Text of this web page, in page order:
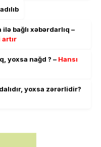
bağlı xəbərdarlıq –
yoxsa nağd ? – Hansı
yoxsa zərərlidir?